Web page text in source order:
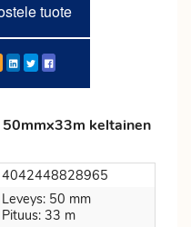
tuote
keltainen
4042448828965
Leveys: 50 mm
Pituus: 33 m